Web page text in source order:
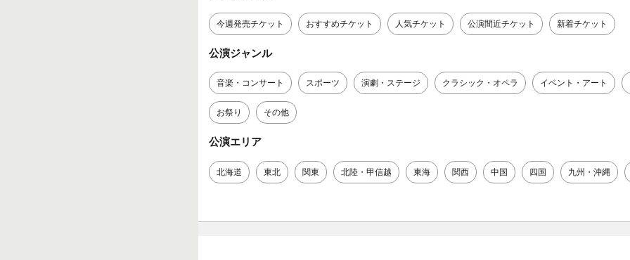
今週発売チケット おすすめチケット 人気チケット 公演間近チケット 新着チケット
公演ジャンル
音楽・コンサート スポーツ 演劇・ステージ クラシック・オペラ イベント・アート
お祭り その他
公演エリア
北海道 東北 関東 北陸・甲信越 東海 関西 中国 四国 九州・沖縄